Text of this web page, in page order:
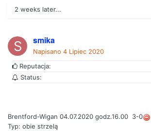
2 weeks later...
smika
Napisano 4 Lipiec 2020
Reputacja:
Status:
Brentford-Wigan 04.07.2020 godz.16.00 3-0
Typ: obie strzelą